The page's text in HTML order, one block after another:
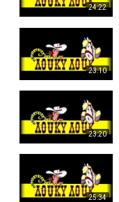
24:22
23:10
23:20
25:34